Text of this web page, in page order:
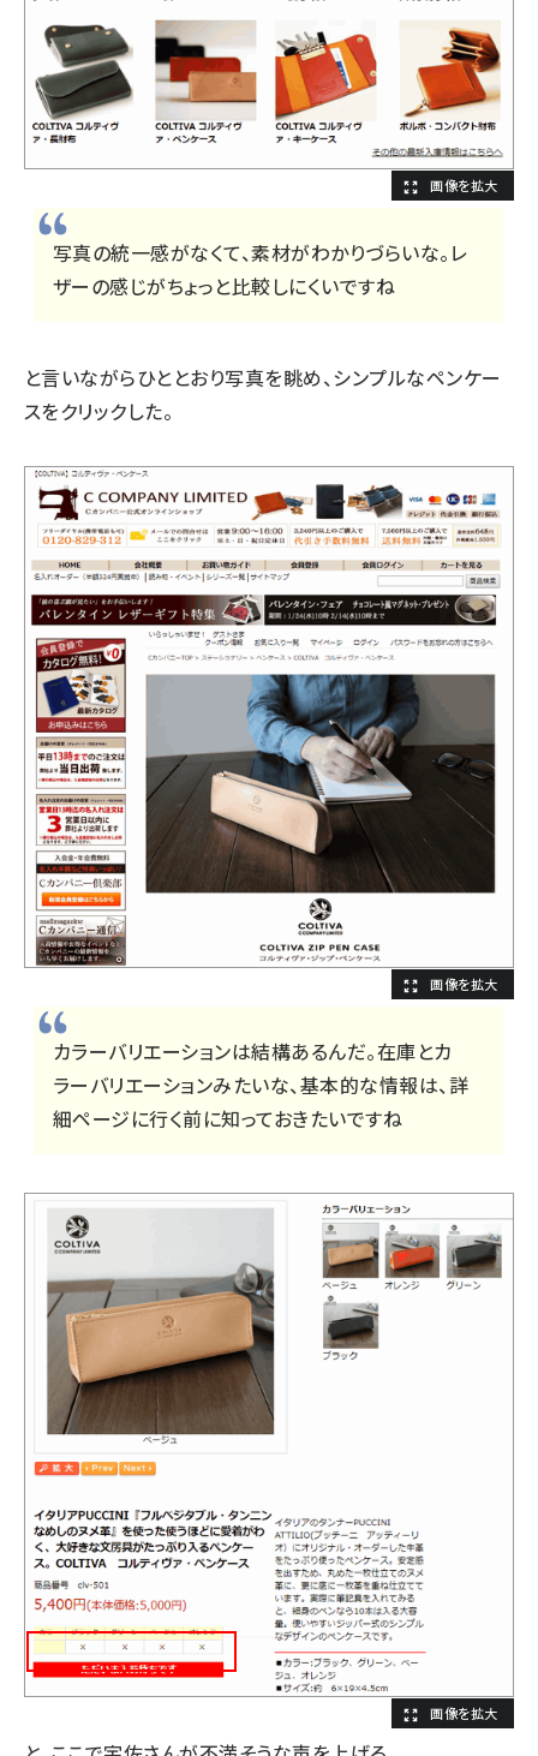
写真の統一感がなくて、素材がわかりづらいな。レ
ザーの感じがちょっと比較しにくいですね
と言いながらひととおり写真を眺め、シンプルなペンケー
スをクリックした。
カラーバリエーションは結構あるんだ。在庫とカ
ラーバリエーションみたいな、基本的な情報は、詳
細ページに行く前に知っておきたいですね